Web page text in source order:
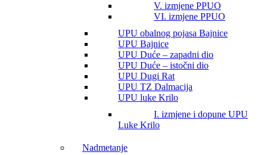
V. izmjene PPUO
VI. izmjene PPUO
UPU obalnog pojasa Bajnice
UPU Bajnice
UPU Duće – zapadni dio
UPU Duće – istočni dio
UPU Dugi Rat
UPU TZ Dalmacija
UPU luke Krilo
I. izmjene i dopune UPU
Luke Krilo
Nadmetanje